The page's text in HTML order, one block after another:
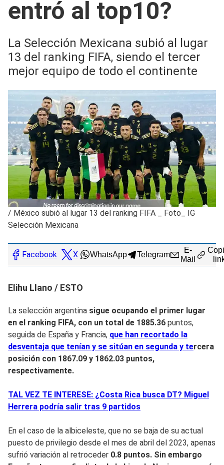
entró al top10?
La Selección Mexicana subió al lugar
13 del ranking FIFA, siendo el tercer
mejor equipo de todo el continente
/ México subió al lugar 13 del ranking FIFA _ Foto_ IG
Selección Mexicana
Facebook X WhatsApp Telegram
E-
Mail
Elihu Llano / ESTO
La selección argentina sigue ocupando el primer lugar
en el ranking FIFA, con un total de 1885.36 puntos,
seguida de España y Francia, que han recortado la
desventaja que tenían y se sitúan en segunda y tercera
posición con 1867.09 y 1862.03 puntos,
respectivamente.
TAL VEZ TE INTERESE: ¿Costa Rica busca DT? Miguel
Herrera podría salir tras 9 partidos
En el caso de la albiceleste, que no se baja de su actual
puesto de privilegio desde el mes de abril del 2023, apenas
sufrió variación al retroceder 0.8 puntos. Sin embargo